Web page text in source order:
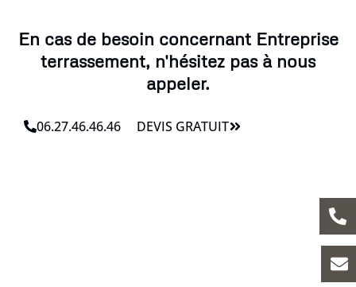
En cas de besoin concernant Entreprise
terrassement, n'hésitez pas à nous
appeler.
06.27.46.46.46 DEVIS GRATUIT